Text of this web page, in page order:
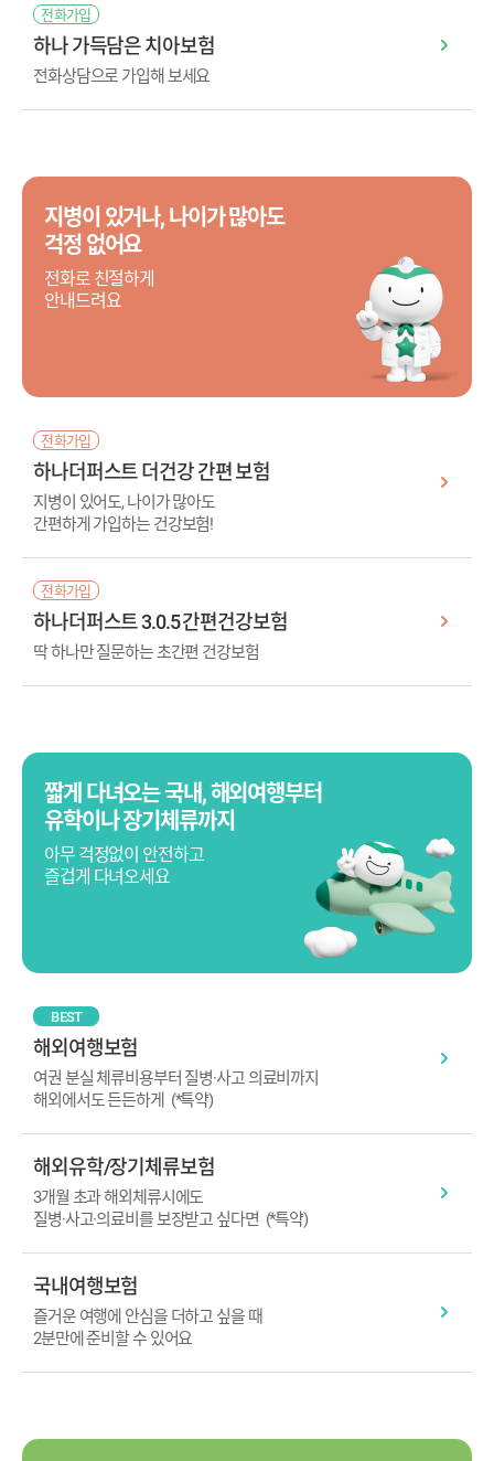
전화가입
하나 가득담은 치아보험
전화상담으로 가입해 보세요
지병이 있거나, 나이가 많아도
걱정 없어요
전화로 친절하게
안내드려요
전화가입
하나더퍼스트 더건강 간편 보험
지병이 있어도, 나이가 많아도
간편하게 가입하는 건강보험!
전화가입
하나더퍼스트 3.0.5 간편건강보험
딱 하나만 질문하는 초간편 건강보험
짧게 다녀오는 국내, 해외여행부터
유학이나 장기체류까지
아무 걱정없이 안전하고
즐겁게 다녀오세요
BEST
해외여행보험
여권 분실 체류비용부터 질병·사고 의료비까지
해외에서도 든든하게
(*특약)
해외유학/장기체류보험
3개월 초과 해외체류시에도
질병·사고·의료비를 보장받고 싶다면 (*특약)
국내여행보험
즐거운 여행에 안심을 더하고 싶을 때
2분만에 준비할 수 있어요